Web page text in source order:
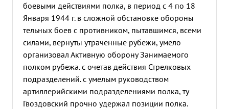
боевыми действиями полка, в период с 4 по 18
Января 1944 г. в сложной обстановке обороны
тельных боев с противником, пытавшимся, всеми
силами, вернуты утраченные рубежи, умело
организовал Активную оборону Занимаемого
полком рубежа. с очетав действия Стрелковых
подразделений. с умелым руководством
артиллерийскими подразделениями полка, ту
Гвоздовский прочно удержал позиции полка.